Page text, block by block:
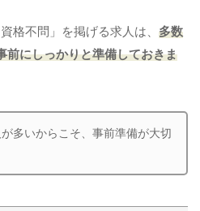
格不問」を掲げる求人は、 多数
前にしっかりと準備しておきま
多いからこそ、事前準備が大切